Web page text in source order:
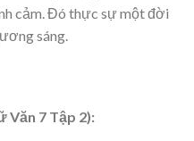
cảm. Đó thực sự một đời
sáng.
Văn 7 Tập 2):